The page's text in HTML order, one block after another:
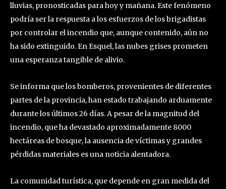
lluvias, pronosticadas para hoy y mañana. Este fenómeno
podría ser la respuesta a los esfuerzos de los brigadistas
por controlar el incendio que, aunque contenido, aún no
ha sido extinguido. En Esquel, las nubes grises prometen
una esperanza tangible de alivio.
Se informa que los bomberos, provenientes de diferentes
partes de la provincia, han estado trabajando arduamente
durante los últimos 26 días. A pesar de la magnitud del
incendio, que ha devastado aproximadamente 8000
hectáreas de bosque, la ausencia de víctimas y grandes
pérdidas materiales es una noticia alentadora.
La comunidad turística, que depende en gran medida del